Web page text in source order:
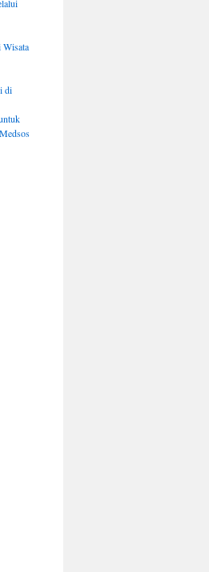
di